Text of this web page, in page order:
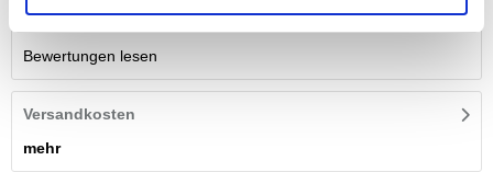
Bewertungen lesen
Versandkosten
mehr